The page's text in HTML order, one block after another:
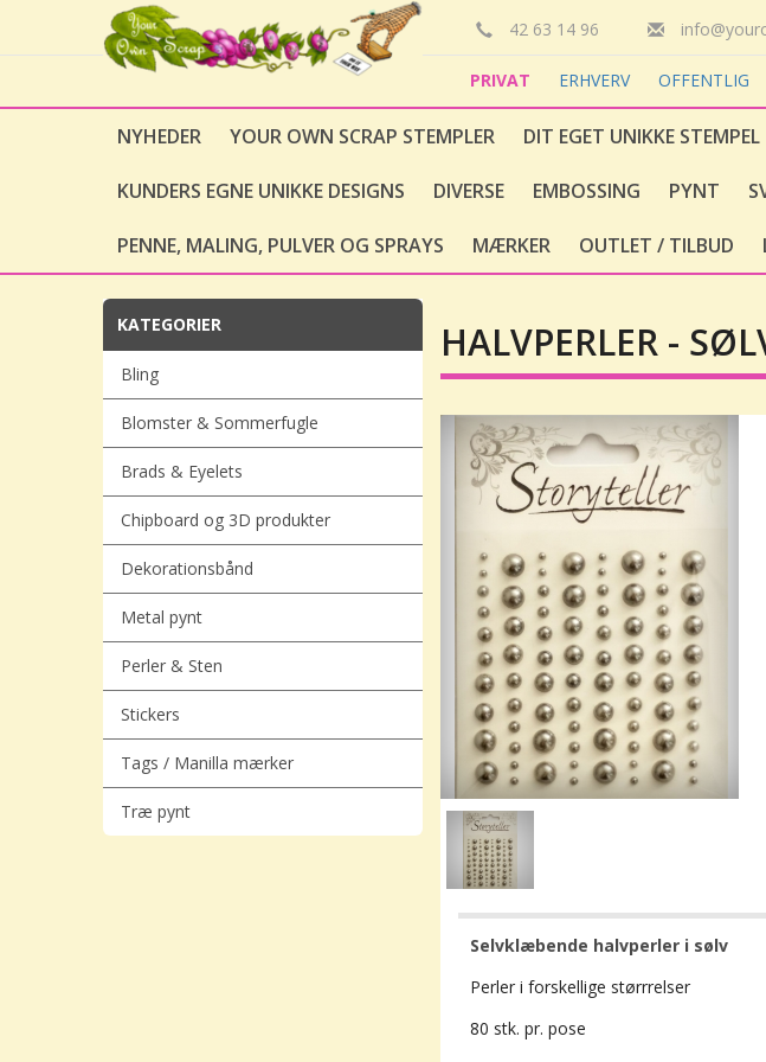
42 63 14 96
PRIVAT ERHVERV OFFENTLIG
NYHEDER YOUR OWN SCRAP STEMPLER DIT EGET UNIKKE STEMPEL
KUNDERS EGNE UNIKKE DESIGNS DIVERSE EMBOSSING PYNT
PENNE, MALING, PULVER OG SPRAYS MÆRKER OUTLET / TILBUD
KATEGORIER
Bling
Blomster & Sommerfugle
Brads & Eyelets
Chipboard og 3D produkter
Dekorationsbånd
Metal pynt
Perler & Sten
Stickers
Tags / Manilla mærker
Træ pynt
HALVPERLER -
Selvklæbende halvperler i sølv
Perler i forskellige størrrelser
80 stk. pr. pose